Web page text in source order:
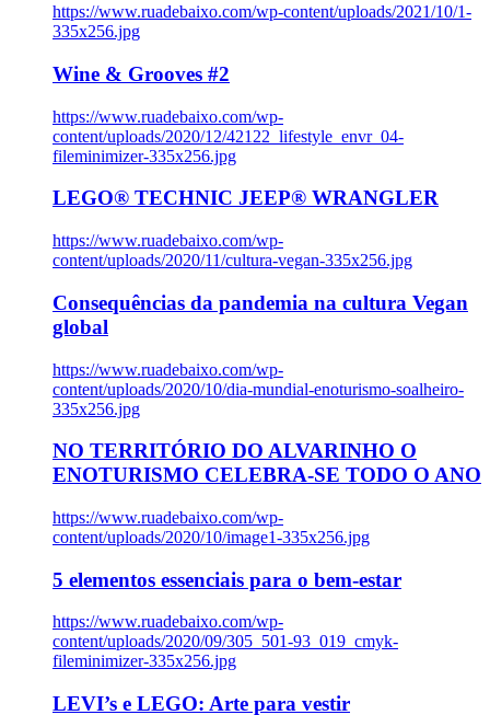
https://www.ruadebaixo.com/wp-content/uploads/2021/10/1-
335x256.jpg
Wine & Grooves #2
https://www.ruadebaixo.com/wp-
content/uploads/2020/12/42122_lifestyle_envr_04-
fileminimizer-335x256.jpg
LEGO® TECHNIC JEEP® WRANGLER
https://www.ruadebaixo.com/wp-
content/uploads/2020/11/cultura-vegan-335x256.jpg
Consequências da pandemia na cultura Vegan
global
https://www.ruadebaixo.com/wp-
content/uploads/2020/10/dia-mundial-enoturismo-soalheiro-
335x256.jpg
NO TERRITÓRIO DO ALVARINHO O
ENOTURISMO CELEBRA-SE TODO O ANO
https://www.ruadebaixo.com/wp-
content/uploads/2020/10/image1-335x256.jpg
5 elementos essenciais para o bem-estar
https://www.ruadebaixo.com/wp-
content/uploads/2020/09/305_501-93_019_cmyk-
fileminimizer-335x256.jpg
LEVI’s e LEGO: Arte para vestir